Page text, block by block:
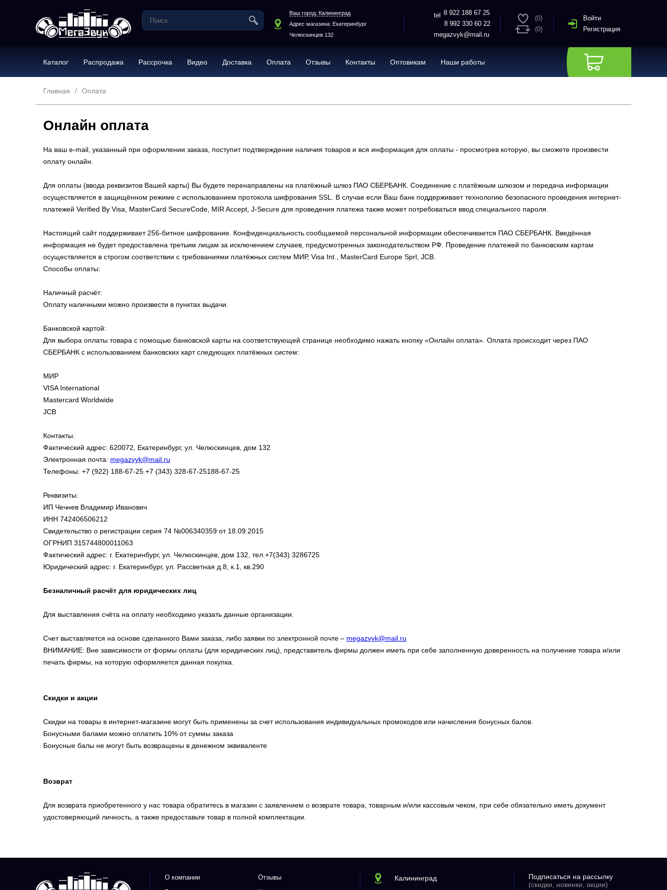
Ваш город: Калининград
Адрес магазина: Екатеринбург
Челюскинцев 132
8 922 188 67 25
8 992 330 60 22
megazvyk@mail.ru
(0)
(0)
Войти
Регистрация
Каталог Распродажа Рассрочка Видео Доставка Оплата Отзывы Контакты Оптовикам Наши работы
Главная Оплата
Онлайн оплата
На ваш e-mail, указанный при оформлении заказа, поступит подтверждение наличия товаров и вся информация для оплаты - просмотрев которую, вы сможете произвести
оплату онлайн.
Для оплаты (ввода реквизитов Вашей карты) Вы будете перенаправлены на платёжный шлюз ПАО СБЕРБАНК. Соединение с платёжным шлюзом и передача информации
осуществляется в защищённом режиме с использованием протокола шифрования SSL. В случае если Ваш банк поддерживает технологию безопасного проведения интернет-
платежей Verified By Visa, MasterCard SecureCode, MIR Accept, J-Secure для проведения платежа также может потребоваться ввод специального пароля.
Настоящий сайт поддерживает 256-битное шифрование. Конфиденциальность сообщаемой персональной информации обеспечивается ПАО СБЕРБАНК. Введённая
информация не будет предоставлена третьим лицам за исключением случаев, предусмотренных законодательством РФ. Проведение платежей по банковским картам
осуществляется в строгом соответствии с требованиями платёжных систем МИР, Visa Int., MasterCard Europe Sprl, JCB.
Способы оплаты:
Наличный расчёт:
Оплату наличными можно произвести в пунктах выдачи.
Банковской картой:
Для выбора оплаты товара с помощью банковской карты на соответствующей странице необходимо нажать кнопку «Онлайн оплата». Оплата происходит через ПАО
СБЕРБАНК с использованием банковских карт следующих платёжных систем:
МИР
VISA International
Mastercard Worldwide
JCB
Контакты:
Фактический адрес: 620072, Екатеринбург, ул. Челюскинцев, дом 132
Электронная почта: megazvyk@mail.ru
Телефоны: +7 (922) 188-67-25 +7 (343) 328-67-25188-67-25
Реквизиты:
ИП Чечнев Владимир Иванович
ИНН 742406506212
Свидетельство о регистрации серия 74 №006340359 от 18.09.2015
ОГРНИП 315744800011063
Фактический адрес: г. Екатеринбург, ул. Челюскинцев, дом 132, тел.+7(343) 3286725
Юридический адрес: г. Екатеринбург, ул. Рассветная д.8, к.1, кв.290
Безналичный расчёт для юридических лиц
Для выставления счёта на оплату необходимо указать данные организации.
Счет выставляется на основе сделанного Вами заказа, либо заявки по электронной почте – megazvyk@mail.ru
ВНИМАНИЕ: Вне зависимости от формы оплаты (для юридических лиц), представитель фирмы должен иметь при себе заполненную доверенность на получение товара и/или
печать фирмы, на которую оформляется данная покупка.
Скидки и акции
Скидки на товары в интернет-магазине могут быть применены за счет использования индивидуальных промокодов или начисления бонусных балов.
Бонусными балами можно оплатить 10% от суммы заказа
Бонусные балы не могут быть возвращены в денежном эквиваленте
Возврат
Для возврата приобретенного у нас товара обратитесь в магазин с заявлением о возврате товара, товарным и/или кассовым чеком, при себе обязательно иметь документ
удостоверяющий личность, а также предоставьте товар в полной комплектации.
О компании
Отзывы
Калининград
Подписаться на рассылку
(скидки, новинки, акции)